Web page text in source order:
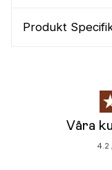
Produkt
Våra
4.2